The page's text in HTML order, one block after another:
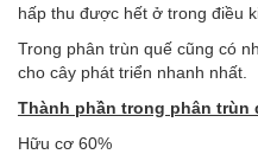
hấp thu được hết ở trong điều
Trong phân trùn quế cũng có
cho cây phát triển nhanh nhất.
Thành phần trong phân trùn
Hữu cơ 60%